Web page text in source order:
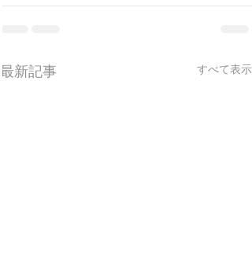
最新記事 すべて表示